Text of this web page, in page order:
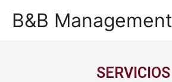
B&B Management
SERVICIOS